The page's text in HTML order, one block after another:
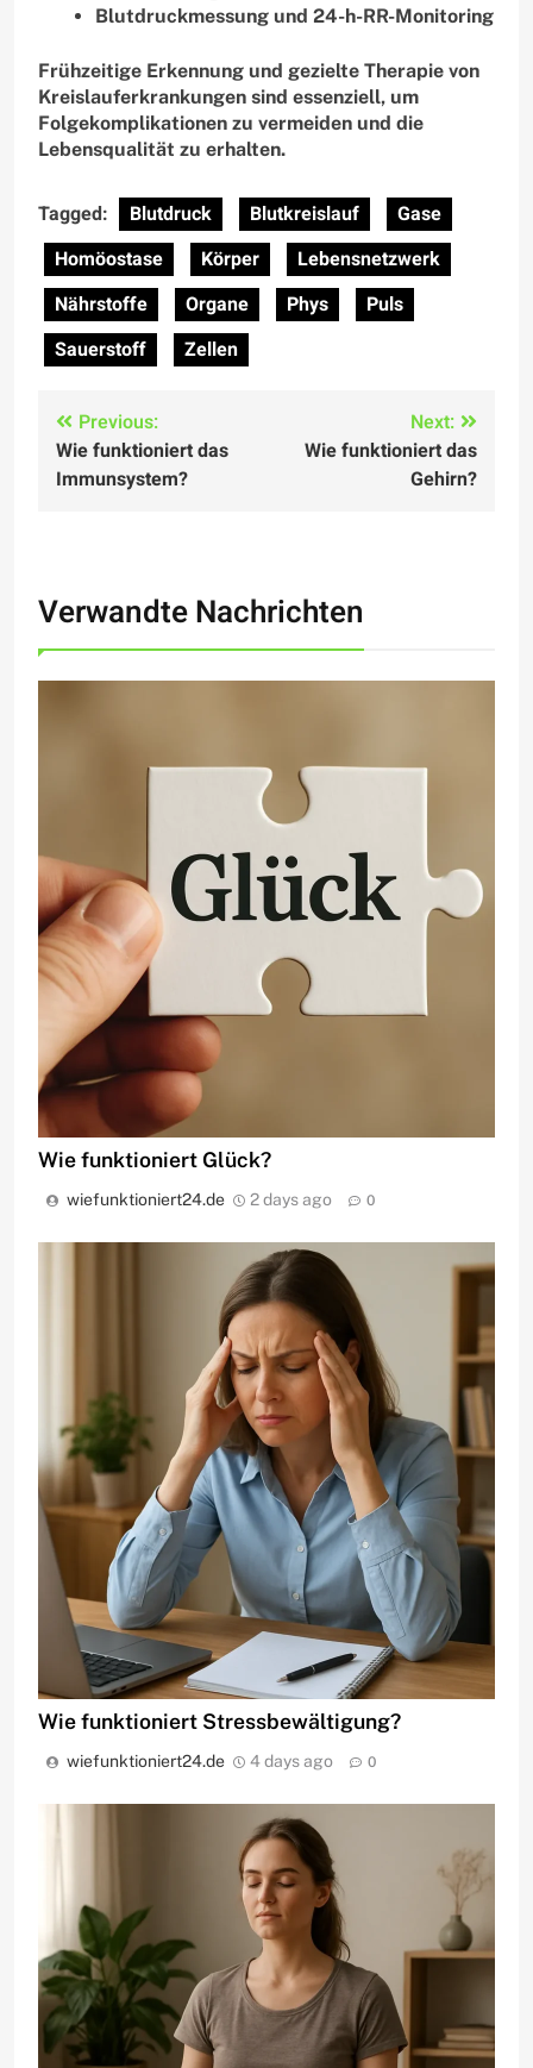
Blutdruckmessung und 24-h-RR-Monitoring
Frühzeitige Erkennung und gezielte Therapie von
Kreislauferkrankungen sind essenziell, um
Folgekomplikationen zu vermeiden und die
Lebensqualität zu erhalten.
Tagged: Blutdruck Blutkreislauf
Gase
Homöostase
Körper
Lebensnetzwerk
Nährstoffe
Organe Phys
Puls
Sauerstoff
Zellen
Post
navigation
Previous:
Wie funktioniert das
Immunsystem?
Next:
Wie funktioniert das
Gehirn?
Verwandte Nachrichten
Wie funktioniert Glück?
wiefunktioniert24.de 2 days ago 0
Wie funktioniert Stressbewältigung?
wiefunktioniert24.de 4 days ago 0